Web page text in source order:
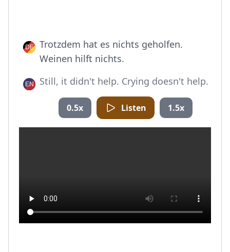
Trotzdem hat es nichts geholfen.
Weinen hilft nichts.
Still, it didn't help. Crying doesn't help.
0.5x Listen 1.5x